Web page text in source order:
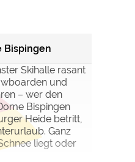
Bispingen
Skihalle rasant
und
– wer den
Bispingen
Heide betritt,
Ganz
liegt oder